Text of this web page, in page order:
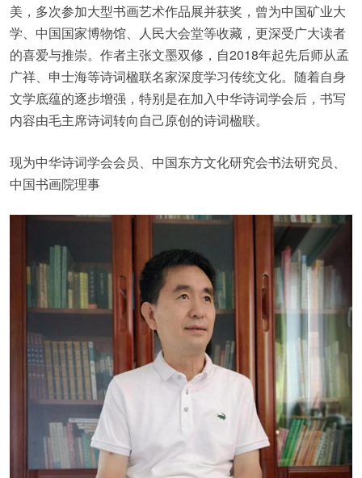
美，多次参加大型书画艺术作品展并获奖，曾为中国矿业大
学、中国国家博物馆、人民大会堂等收藏，更深受广大读者
的喜爱与推崇。作者主张文墨双修，自2018年起先后师从孟
广祥、申士海等诗词楹联名家深度学习传统文化。随着自身
文学底蕴的逐步增强，特别是在加入中华诗词学会后，书写
内容由毛主席诗词转向自己原创的诗词楹联。
现为中华诗词学会会员、中国东方文化研究会书法研究员、
中国书画院理事